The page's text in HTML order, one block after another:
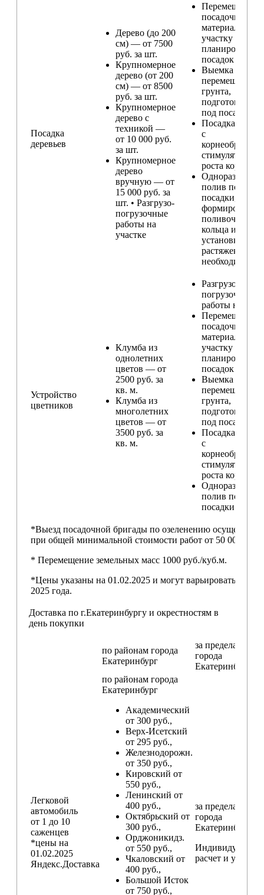
Посадка
деревьев
Дерево (до 200
см) — от 7500
руб. за шт.
Крупномерное
дерево (от 200
см) — от 8500
руб. за шт.
Крупномерное
дерево с
техникой —
от 10 000 руб.
за шт.
Крупномерное
дерево
вручную — от
15 000 руб. за
шт. • Разгрузо-
погрузочные
работы на
участке
Перемещение
посадочного
материала по
участку и
планирование
посадок
Выемка и
перемещение
грунта,
подготовка
под посадку
Посадка
с
стимулятором
роста корней
Одноразовый
полив после
посадки,
формирование
поливочного
кольца и
установка
растяжек (при
Устройство
цветников
Клумба из
однолетних
цветов — от
2500 руб. за
кв. м.
Клумба из
многолетних
цветов — от
3500 руб. за
кв. м.
Разгрузо-
погрузочные
работы на
Перемещение
посадочного
материала по
участку и
планирование
посадок
Выемка и
перемещение
грунта,
подготовка
под посадку
Посадка
с
стимулятором
роста корней
Одноразовый
полив после
посадки
*Выезд посадочной бригады по озеленению
при общей минимальной стоимости работ от 50 000,00
* Перемещение земельных масс 1000 руб./куб.м.
*Цены указаны на 01.02.2025 и могут варьироваться
2025 года.
Доставка по г.Екатеринбургу и окрестностям в
день покупки
по районам города
Екатеринбург
за пределами
города
Екатеринбург
Легковой
автомобиль
от 1 до 10
саженцев
*цены на
01.02.2025
Яндекс.Доставка
по районам города
Екатеринбург
Академический
от 300 руб.,
Верх-Исетский
от 295 руб.,
Железнодорожн.
от 350 руб.,
Кировский от
550 руб.,
Ленинский от
400 руб.,
Октябрьский от
300 руб.,
Орджоникидз.
от 550 руб.,
Чкаловский от
400 руб.,
Большой Исток
от 750 руб.,
за пределами
города
Екатеринбург
расчет и условия